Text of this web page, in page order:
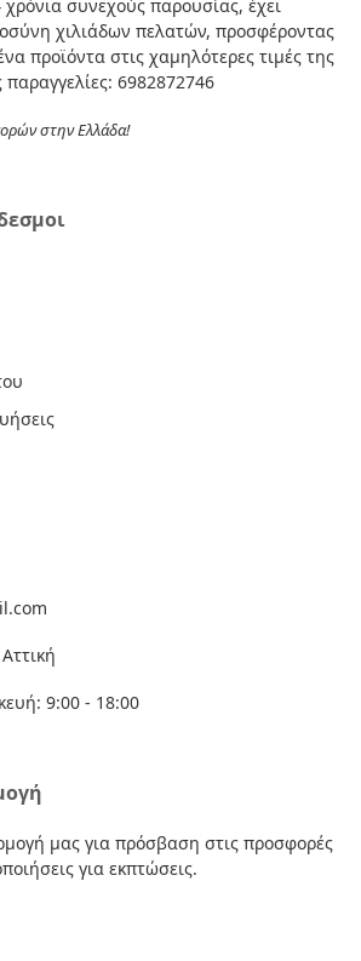
συνεχούς παρουσίας, έχει
χιλιάδων πελατών, προσφέροντας
προϊόντα στις χαμηλότερες τιμές της
6982872746
στην Ελλάδα!
9:00 - 18:00
μας για πρόσβαση στις προσφορές
για εκπτώσεις.